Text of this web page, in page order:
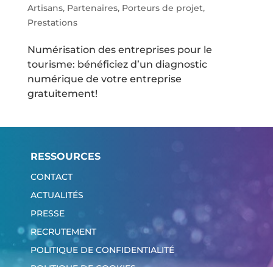
Artisans, Partenaires, Porteurs de projet,
Prestations
Numérisation des entreprises pour le
tourisme: bénéficiez d’un diagnostic
numérique de votre entreprise
gratuitement!
RESSOURCES
CONTACT
ACTUALITÉS
PRESSE
RECRUTEMENT
POLITIQUE DE CONFIDENTIALITÉ